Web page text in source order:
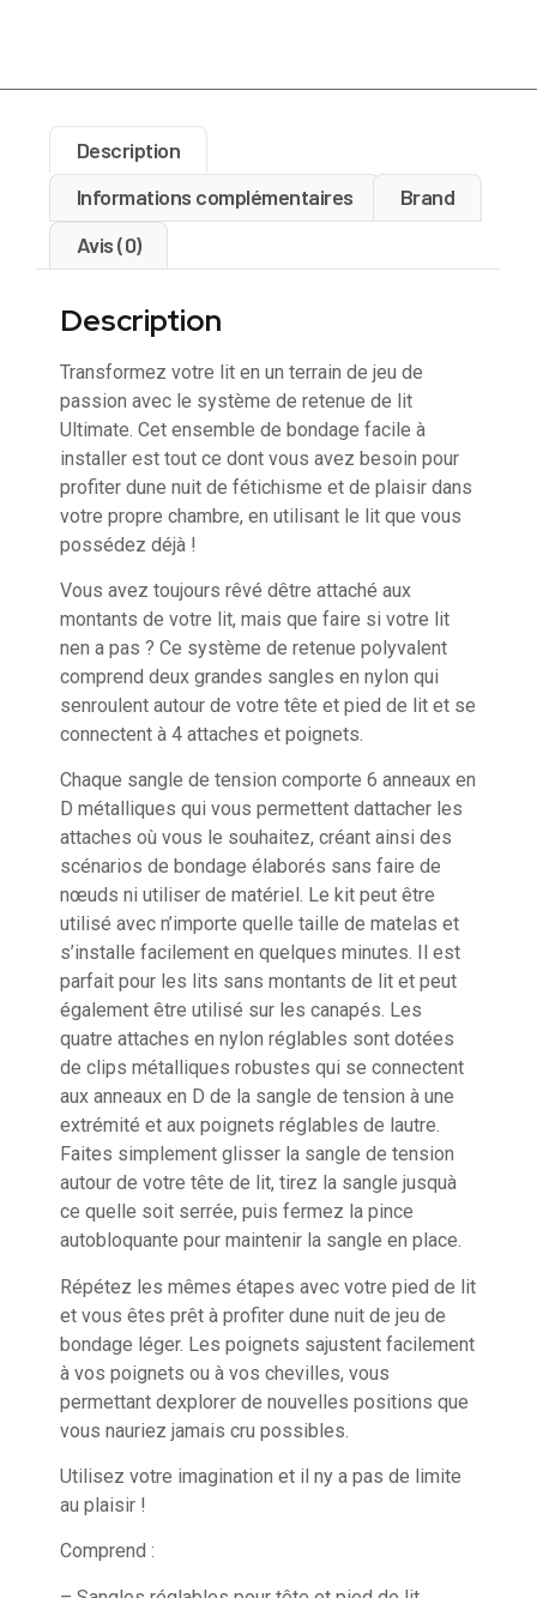
Description
Informations complémentaires
Brand
Avis (0)
Description
Transformez votre lit en un terrain de jeu de
passion avec le système de retenue de lit
Ultimate. Cet ensemble de bondage facile à
installer est tout ce dont vous avez besoin pour
profiter dune nuit de fétichisme et de plaisir dans
votre propre chambre, en utilisant le lit que vous
possédez déjà !
Vous avez toujours rêvé dêtre attaché aux
montants de votre lit, mais que faire si votre lit
nen a pas ? Ce système de retenue polyvalent
comprend deux grandes sangles en nylon qui
senroulent autour de votre tête et pied de lit et se
connectent à 4 attaches et poignets.
Chaque sangle de tension comporte 6 anneaux en
D métalliques qui vous permettent dattacher les
attaches où vous le souhaitez, créant ainsi des
scénarios de bondage élaborés sans faire de
nœuds ni utiliser de matériel. Le kit peut être
utilisé avec n’importe quelle taille de matelas et
s’installe facilement en quelques minutes. Il est
parfait pour les lits sans montants de lit et peut
également être utilisé sur les canapés. Les
quatre attaches en nylon réglables sont dotées
de clips métalliques robustes qui se connectent
aux anneaux en D de la sangle de tension à une
extrémité et aux poignets réglables de lautre.
Faites simplement glisser la sangle de tension
autour de votre tête de lit, tirez la sangle jusquà
ce quelle soit serrée, puis fermez la pince
autobloquante pour maintenir la sangle en place.
Répétez les mêmes étapes avec votre pied de lit
et vous êtes prêt à profiter dune nuit de jeu de
bondage léger. Les poignets sajustent facilement
à vos poignets ou à vos chevilles, vous
permettant dexplorer de nouvelles positions que
vous nauriez jamais cru possibles.
Utilisez votre imagination et il ny a pas de limite
au plaisir !
Comprend :